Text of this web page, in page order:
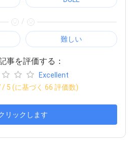
/
難しい
事を評価する：
Excellent
/ 5 (に基づく 66 評価数)
リックします